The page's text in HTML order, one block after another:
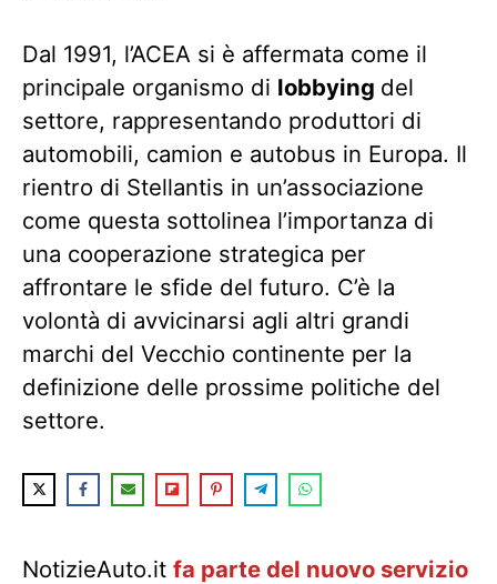
Dal 1991, l’ACEA si è affermata come il
principale organismo di lobbying del
settore, rappresentando produttori di
automobili, camion e autobus in Europa. Il
rientro di Stellantis in un’associazione
come questa sottolinea l’importanza di
una cooperazione strategica per
affrontare le sfide del futuro. C’è la
volontà di avvicinarsi agli altri grandi
marchi del Vecchio continente per la
definizione delle prossime politiche del
settore.
NotizieAuto.it fa parte del nuovo servizio